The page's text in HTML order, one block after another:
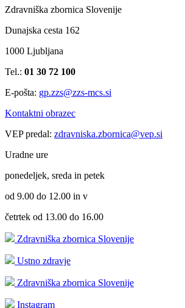
Zdravniška zbornica Slovenije
Dunajska cesta 162
1000 Ljubljana
Tel.: 01 30 72 100
E-pošta: gp.zzs@zzs-mcs.si
Kontaktni obrazec
VEP predal: zdravniska.zbornica@vep.si
Uradne ure
ponedeljek, sreda in petek
od 9.00 do 12.00 in v
četrtek od 13.00 do 16.00
Zdravniška zbornica Slovenije
Ustno zdravje
Zdravniška zbornica Slovenije
Instagram